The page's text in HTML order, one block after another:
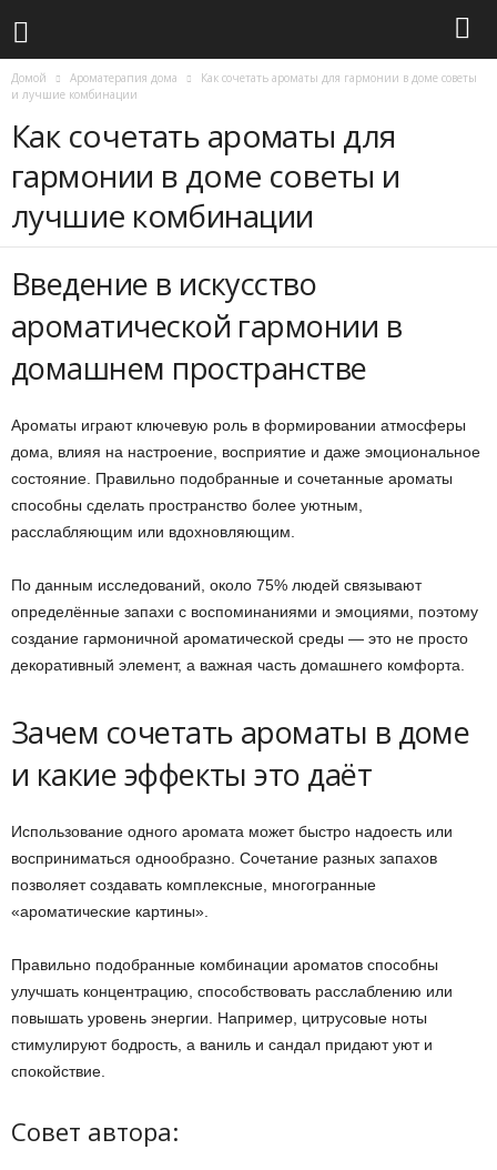
Домой Ароматерапия дома
Как сочетать ароматы для гармонии в доме советы
и лучшие комбинации
Как сочетать ароматы для
гармонии в доме советы и
лучшие комбинации
Введение в искусство
ароматической гармонии в
домашнем пространстве
Ароматы играют ключевую роль в формировании атмосферы
дома, влияя на настроение, восприятие и даже эмоциональное
состояние. Правильно подобранные и сочетанные ароматы
способны сделать пространство более уютным,
расслабляющим или вдохновляющим.
По данным исследований, около 75% людей связывают
определённые запахи с воспоминаниями и эмоциями, поэтому
создание гармоничной ароматической среды — это не просто
декоративный элемент, а важная часть домашнего комфорта.
Зачем сочетать ароматы в доме
и какие эффекты это даёт
Использование одного аромата может быстро надоесть или
восприниматься однообразно. Сочетание разных запахов
позволяет создавать комплексные, многогранные
«ароматические картины».
Правильно подобранные комбинации ароматов способны
улучшать концентрацию, способствовать расслаблению или
повышать уровень энергии. Например, цитрусовые ноты
стимулируют бодрость, а ваниль и сандал придают уют и
спокойствие.
Совет автора: